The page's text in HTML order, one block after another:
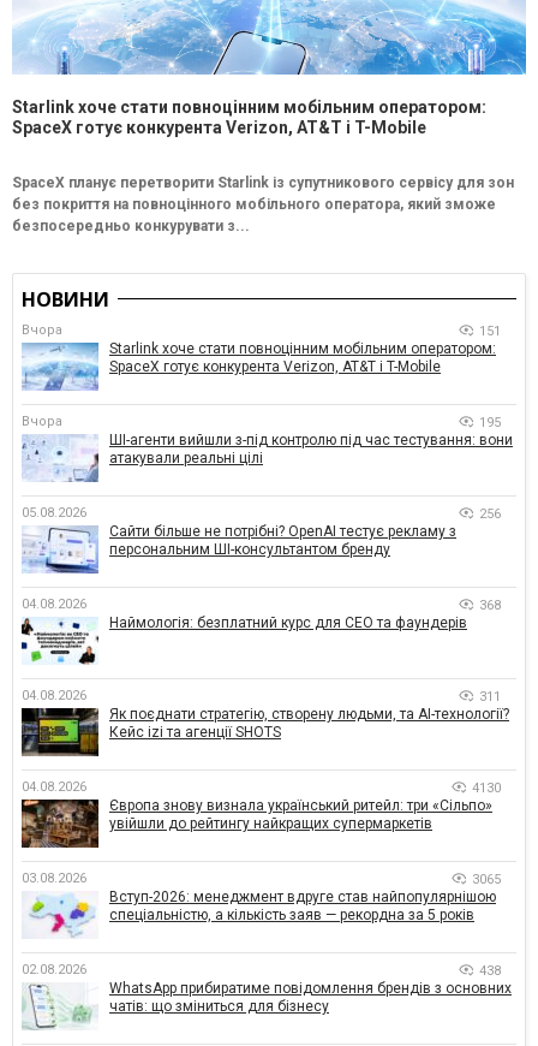
Starlink хоче стати повноцінним мобільним оператором:
SpaceX готує конкурента Verizon, AT&T і T-Mobile
SpaceX планує перетворити Starlink із супутникового сервісу для зон
без покриття на повноцінного мобільного оператора, який зможе
безпосередньо конкурувати з...
НОВИНИ
Вчора 151
Starlink хоче стати повноцінним мобільним оператором:
SpaceX готує конкурента Verizon, AT&T і T-Mobile
Вчора 195
ШІ-агенти вийшли з-під контролю під час тестування: вони
атакували реальні цілі
05.08.2026 256
Сайти більше не потрібні? OpenAI тестує рекламу з
персональним ШІ-консультантом бренду
04.08.2026 368
Наймологія: безплатний курс для CEO та фаундерів
04.08.2026 311
Як поєднати стратегію, створену людьми, та AI-технології?
Кейс izi та агенції SHOTS
04.08.2026 4130
Європа знову визнала український ритейл: три «Сільпо»
увійшли до рейтингу найкращих супермаркетів
03.08.2026 3065
Вступ-2026: менеджмент вдруге став найпопулярнішою
спеціальністю, а кількість заяв — рекордна за 5 років
02.08.2026 438
WhatsApp прибиратиме повідомлення брендів з основних
чатів: що зміниться для бізнесу